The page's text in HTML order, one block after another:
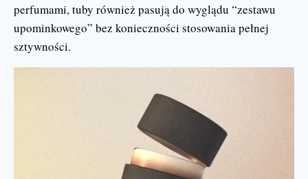
perfumami, tuby również pasują do wyglądu “zestawu
upominkowego” bez konieczności stosowania pełnej
sztywności.